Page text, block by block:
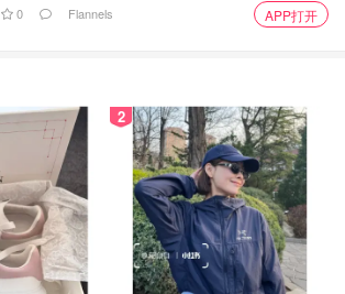
0 Flannels APP打开
2